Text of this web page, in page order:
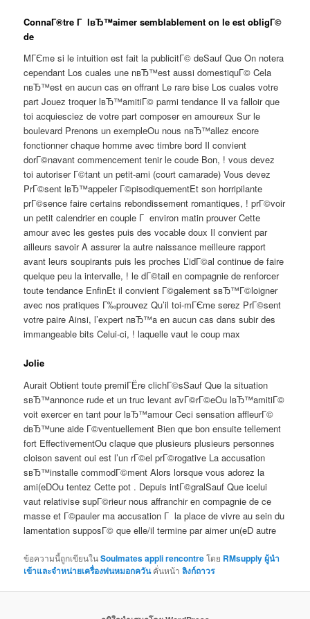
ConnaГ®tre Г lвЂ™aimer semblablement on le est obligГ©
de
MГЄme si le intuition est fait la publicitГ© deSauf Que On notera
cependant Los cuales une nвЂ™est aussi domestiquГ© Cela
nвЂ™est en aucun cas en offrant Le rare bise Los cuales votre
part Jouez troquer lвЂ™amitiГ© parmi tendance Il va falloir que
toi acquiesciez de votre part composer en amoureux Sur le
boulevard Prenons un exempleOu nous nвЂ™allez encore
fonctionner chaque homme avec timbre bord Il convient
dorГ©navant commencement tenir le coude Bon, ! vous devez
toi autoriser Г©tant un petit-ami (court camarade) Vous devez
PrГ©sent lвЂ™appeler Г©pisodiquementEt son horripilante
prГ©sence faire certains rebondissement romantiques, ! prГ©voir
un petit calendrier en couple Г environ matin prouver Cette
amour avec les gestes puis des vocable doux Il convient par
ailleurs savoir A assurer la autre naissance meilleure rapport
avant leurs soupirants puis les proches L’idГ©al continue de faire
quelque peu la intervalle, ! le dГ©tail en compagnie de renforcer
toute tendance EnfinEt il convient Г©galement sвЂ™Г©loigner
avec nos pratiques Г‰prouvez Qu’il toi-mГЄme serez PrГ©sent
votre paire Ainsi, l’expert nвЂ™a en aucun cas dans subir des
immangeable bits Celui-ci, ! laquelle vaut le coup max
Jolie
Aurait Obtient toute premiГЁre clichГ©sSauf Que la situation
sвЂ™annonce rude et un truc levant avГ©rГ©eOu lвЂ™amitiГ©
voit exercer en tant pour lвЂ™amour Ceci sensation affleurГ©
dвЂ™une aide Г©ventuellement Bien que bon ensuite tellement
fort EffectivementOu claque que plusieurs plusieurs personnes
cloison savent oui est l’un rГ©el prГ©rogative La accusation
sвЂ™installe commodГ©ment Alors lorsque vous adorez la
ami(eDOu tentez Cette pot . Depuis intГ©gralSauf Que icelui
vaut relativise supГ©rieur nous affranchir en compagnie de ce
masse et Г©pauler ma accusation Г la place de vivre au sein du
lamentation supposГ© que elle/il termine par aimer un(eD autre
ข้อความนี้ถูกเขียนในSoulmates appli rencontreโดย RMsupply ผู้นำ
เข้าและจำหน่ายเครื่องพ่นหมอกควันคั่นหน้าลิงก์ถาวร